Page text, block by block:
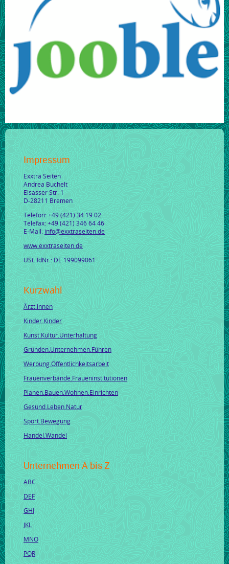
Impressum
Exxtra Seiten
Andrea Buchelt
Elsasser Str. 1
D-28211 Bremen
Telefon: +49 (421) 34 19 02
Telefax: +49 (421) 346 64 46
E-Mail:info@exxtraseiten.de
www.exxtraseiten.de
USt. IdNr.: DE 199099061
Kurzwahl
Ärzt.innen
Kinder.Kinder
Kunst.Kultur.Unterhaltung
Gründen.Unternehmen.Führen
Werbung.Öffentlichkeitsarbeit
Frauenverbände.Fraueninstitutionen
Planen.Bauen.Wohnen.Einrichten
Gesund.Leben.Natur
Sport.Bewegung
Handel.Wandel
Unternehmen A bis Z
ABC
DEF
GHI
JKL
MNO
PQR